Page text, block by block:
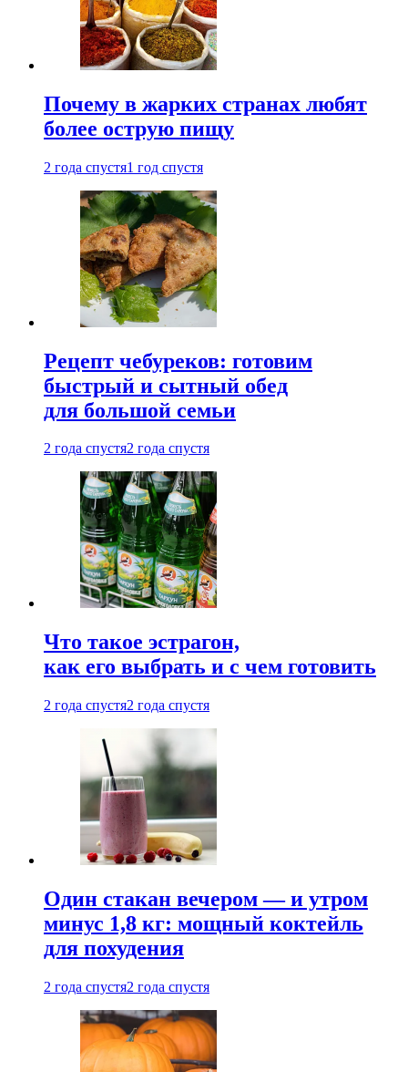
Почему в жарких странах любят
более острую пищу
2 года спустя1 год спустя
Рецепт чебуреков: готовим
быстрый и сытный обед
для большой семьи
2 года спустя2 года спустя
Что такое эстрагон,
как его выбрать и с чем готовить
2 года спустя2 года спустя
Один стакан вечером — и утром
минус 1,8 кг: мощный коктейль
для похудения
2 года спустя2 года спустя